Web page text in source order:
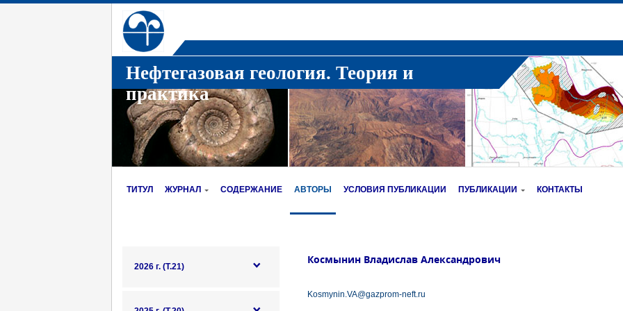
Нефтегазовая геология. Теория и
практика
ТИТУЛ ЖУРНАЛ СОДЕРЖАНИЕ АВТОРЫ УСЛОВИЯ ПУБЛИКАЦИИ ПУБЛИКАЦИИ КОНТАКТЫ
2026 г. (Т.21)
Космынин Владислав Александрович
Kosmynin.VA@gazprom-neft.ru